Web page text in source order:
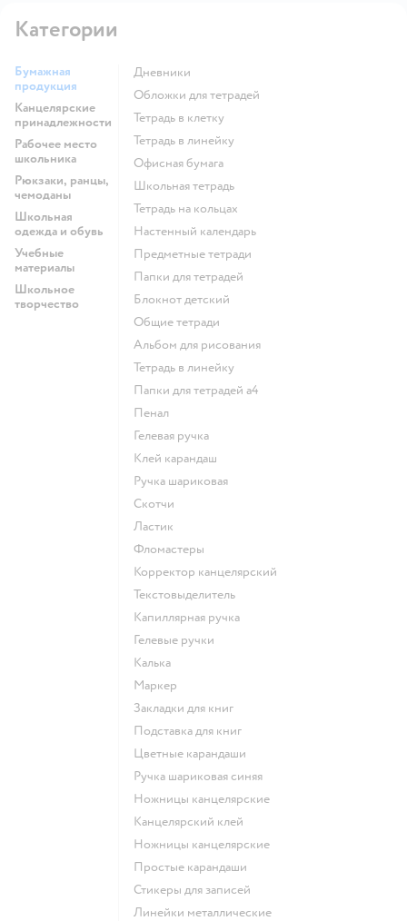
Категории
Бумажная
продукция
Канцелярские
принадлежности
Рабочее место
школьника
Рюкзаки, ранцы,
чемоданы
Школьная
одежда и обувь
Учебные
материалы
Школьное
творчество
Дневники
Обложки для тетрадей
Тетрадь в клетку
Тетрадь в линейку
Офисная бумага
Школьная тетрадь
Тетрадь на кольцах
Настенный календарь
Предметные тетради
Папки для тетрадей
Блокнот детский
Общие тетради
Альбом для рисования
Тетрадь в линейку
Папки для тетрадей а4
Пенал
Гелевая ручка
Клей карандаш
Ручка шариковая
Скотчи
Ластик
Фломастеры
Корректор канцелярский
Текстовыделитель
Капиллярная ручка
Гелевые ручки
Калька
Маркер
Закладки для книг
Подставка для книг
Цветные карандаши
Ручка шариковая синяя
Ножницы канцелярские
Канцелярский клей
Ножницы канцелярские
Простые карандаши
Стикеры для записей
Линейки металлические